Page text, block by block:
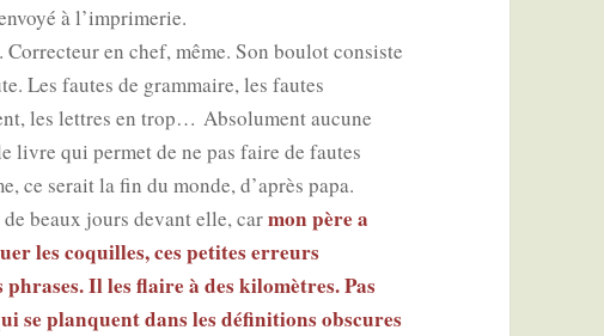
à l’imprimerie.
en chef, même. Son bou­lot consiste
Les fautes de gram­maire, les fautes
les lettres en trop… Abso­lu­ment aucune
livre qui per­met de ne pas faire de fautes
ce serait la fin du monde, d’après papa.
beaux jours devant elle, carmon père a
les coquilles, ces petites erreurs
Il les flaire à des kilo­mètres. Pas
se planquent dans les défi­ni­tions obs­cures